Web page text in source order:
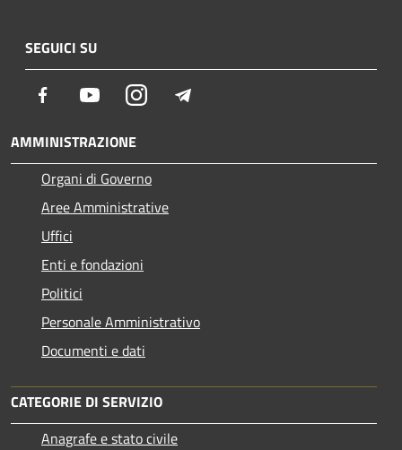
SEGUICI SU
Facebook YoutubeInstagram
AMMINISTRAZIONE
Organi di Governo
Aree Amministrative
Uffici
Enti e fondazioni
Politici
Personale Amministrativo
Documenti e dati
CATEGORIE DI SERVIZIO
Anagrafe e stato civile